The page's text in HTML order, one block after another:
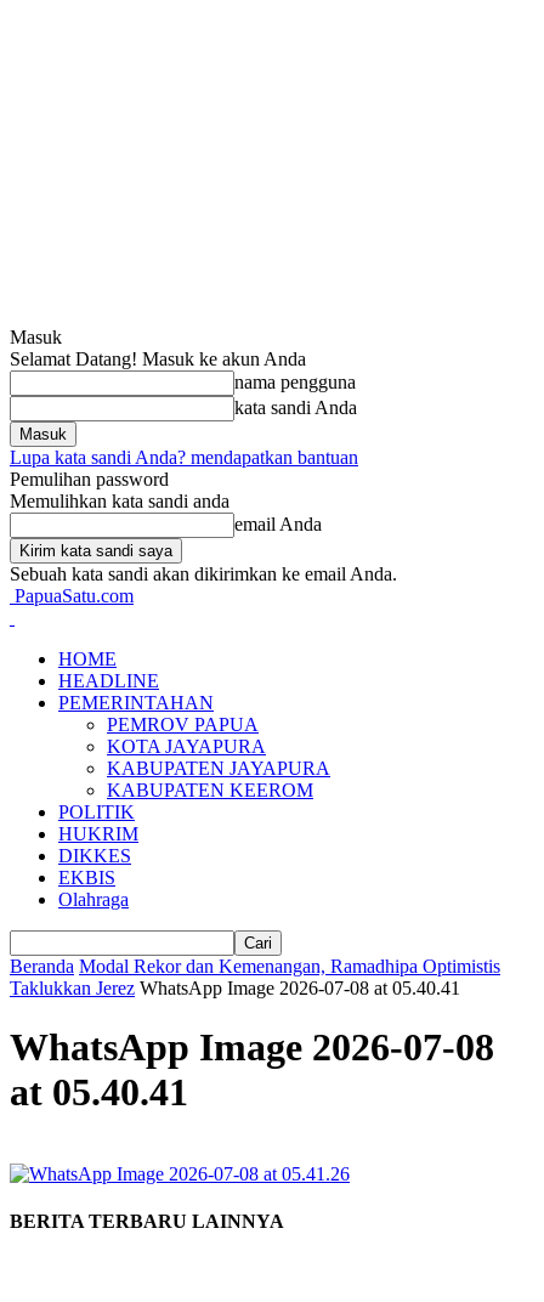
Masuk
Selamat Datang! Masuk ke akun Anda
nama pengguna
kata sandi Anda
Lupa kata sandi Anda? mendapatkan bantuan
Pemulihan password
Memulihkan kata sandi anda
email Anda
Sebuah kata sandi akan dikirimkan ke email Anda.
PapuaSatu.com
HOME
HEADLINE
PEMERINTAHAN
PEMROV PAPUA
KOTA JAYAPURA
KABUPATEN JAYAPURA
KABUPATEN KEEROM
POLITIK
HUKRIM
DIKKES
EKBIS
Olahraga
Beranda Modal Rekor dan Kemenangan, Ramadhipa Optimistis
Taklukkan Jerez WhatsApp Image 2026-07-08 at 05.40.41
WhatsApp Image 2026-07-08
at 05.40.41
BERITA TERBARU LAINNYA